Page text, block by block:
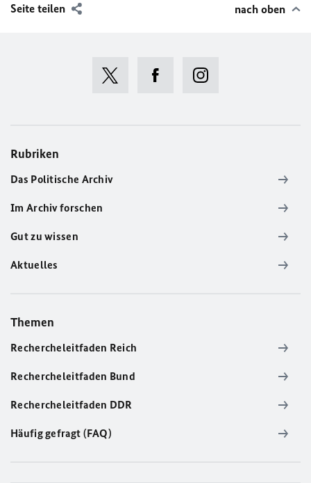
Seite teilen nach oben
Rubriken
Das Politische Archiv
Im Archiv forschen
Gut zu wissen
Aktuelles
Themen
Rechercheleitfaden Reich
Rechercheleitfaden Bund
Rechercheleitfaden DDR
Häufig gefragt (FAQ)